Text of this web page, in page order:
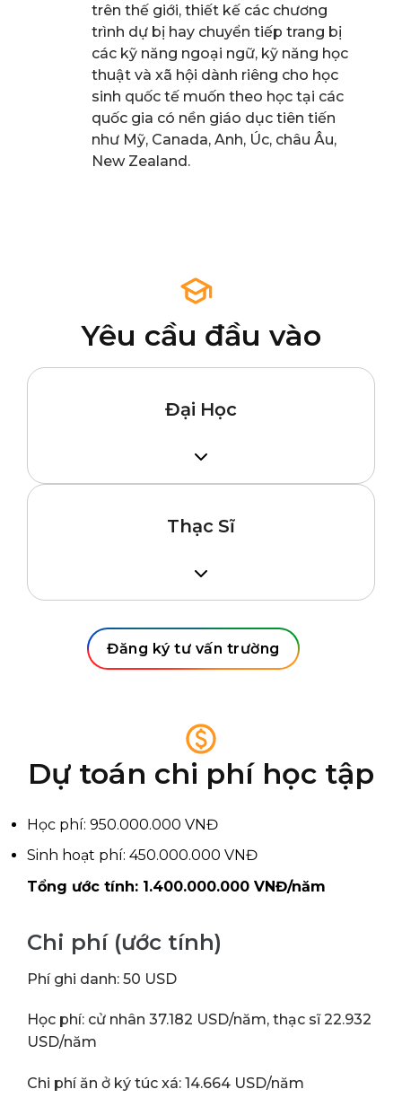
trên thế giới, thiết kế các chương
trình dự bị hay chuyển tiếp trang bị
các kỹ năng ngoại ngữ, kỹ năng học
thuật và xã hội dành riêng cho học
sinh quốc tế muốn theo học tại các
quốc gia có nền giáo dục tiên tiến
như Mỹ, Canada, Anh, Úc, châu Âu,
New Zealand.
Yêu cầu đầu vào
Đại Học
Thư trình bày mục đích đi học, 2 thư giới
Thạc Sĩ
Thư trình bày mục đích đi học, 2 thư giới
Đăng ký tư vấn trường
Dự toán chi phí học tập
Học phí: 950.000.000 VNĐ
Sinh hoạt phí: 450.000.000 VNĐ
Tổng ước tính: 1.400.000.000 VNĐ/năm
Chi phí (ước tính)
Phí ghi danh: 50 USD
Học phí: cử nhân 37.182 USD/năm, thạc sĩ 22.932
USD/năm
Chi phí ăn ở ký túc xá: 14.664 USD/năm